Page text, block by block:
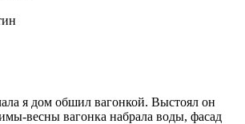
я дом обшил вагонкой. Выстоял он
весны вагонка набрала воды, фасад